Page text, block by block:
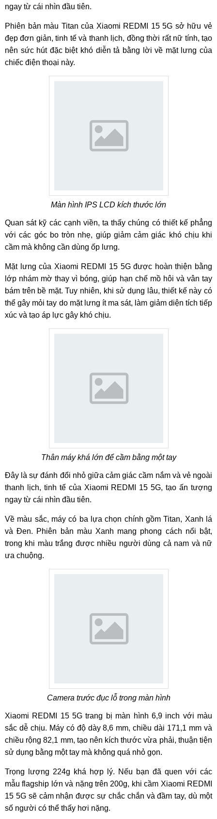
ngay từ cái nhìn đầu tiên.
Phiên bản màu Titan của Xiaomi REDMI 15 5G sở hữu vẻ
đẹp đơn giản, tinh tế và thanh lịch, đồng thời rất nữ tính, tạo
nên sức hút đặc biệt khó diễn tả bằng lời về mặt lưng của
chiếc điện thoại này.
Màn hình IPS LCD kích thước lớn
Quan sát kỹ các cạnh viền, ta thấy chúng có thiết kế phẳng
với các góc bo tròn nhẹ, giúp giảm cảm giác khó chịu khi
cầm mà không cần dùng ốp lưng.
Mặt lưng của Xiaomi REDMI 15 5G được hoàn thiện bằng
lớp nhám mờ thay vì bóng, giúp hạn chế mồ hôi và vân tay
bám trên bề mặt. Tuy nhiên, khi sử dụng lâu, thiết kế này có
thể gây mỏi tay do mặt lưng ít ma sát, làm giảm diện tích tiếp
xúc và tạo áp lực gây khó chịu.
Thân máy khá lớn để cầm bằng một tay
Đây là sự đánh đổi nhỏ giữa cảm giác cầm nắm và vẻ ngoài
thanh lịch, tinh tế của Xiaomi REDMI 15 5G, tạo ấn tượng
ngay từ cái nhìn đầu tiên.
Về màu sắc, máy có ba lựa chọn chính gồm Titan, Xanh lá
và Đen. Phiên bản màu Xanh mang phong cách nổi bật,
trong khi màu trắng được nhiều người dùng cả nam và nữ
ưa chuộng.
Camera trước đục lỗ trong màn hình
Xiaomi REDMI 15 5G trang bị màn hình 6,9 inch với màu
sắc dễ chịu. Máy có độ dày 8,6 mm, chiều dài 171,1 mm và
chiều rộng 82,1 mm, tạo nên kích thước vừa phải, thuận tiện
sử dụng bằng một tay mà không quá nhỏ gọn.
Trọng lượng 224g khá hợp lý. Nếu bạn đã quen với các
mẫu flagship lớn và nặng trên 200g, khi cầm Xiaomi REDMI
15 5G sẽ cảm nhận được sự chắc chắn và đầm tay, dù một
số người có thể thấy hơi nặng.